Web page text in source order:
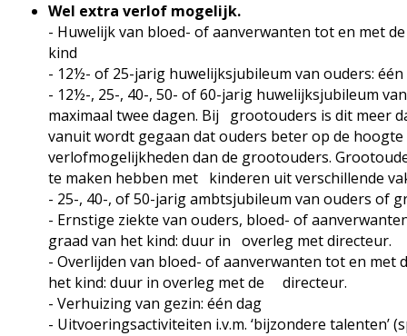
Wel extra verlof mogelijk.
- Huwelijk van bloed- of aanverwanten tot en met
kind
- 12½- of 25-jarig huwelijksjubileum van ouders: één
- 12½-, 25-, 40-, 50- of 60-jarig huwelijksjubileum
maximaal twee dagen. Bij grootouders is dit meer
vanuit wordt gegaan dat ouders beter op de
verlofmogelijkheden dan de grootouders.
te maken hebben met kinderen uit verschillende
- 25-, 40-, of 50-jarig ambtsjubileum van ouders of
- Ernstige ziekte van ouders, bloed- of
graad van het kind: duur in overleg met directeur.
- Overlijden van bloed- of aanverwanten tot en met
het kind: duur in overleg met de directeur.
- Verhuizing van gezin: één dag
- Uitvoeringsactiviteiten i.v.m. ‘bijzondere talenten’